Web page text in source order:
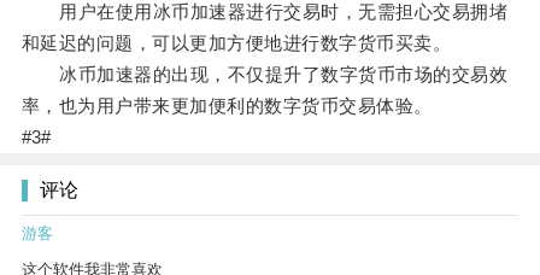
用户在使用冰币加速器进行交易时，无需担心交易拥堵
和延迟的问题，可以更加方便地进行数字货币买卖。
冰币加速器的出现，不仅提升了数字货币市场的交易效
率，也为用户带来更加便利的数字货币交易体验。
#3#
评论
游客
这个软件我非常喜欢